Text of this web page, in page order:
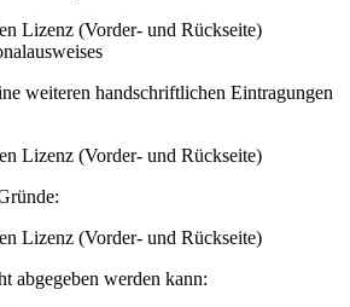
Lizenz (Vorder- und Rückseite)
weiteren handschriftlichen Eintragungen
Lizenz (Vorder- und Rückseite)
Lizenz (Vorder- und Rückseite)
abgegeben werden kann: